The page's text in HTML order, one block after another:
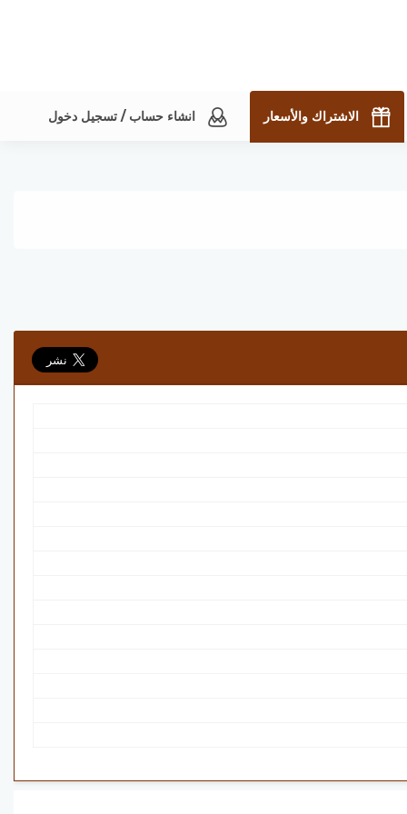
الاشتراك والأسعار انشاء حساب / تسجيل دخول